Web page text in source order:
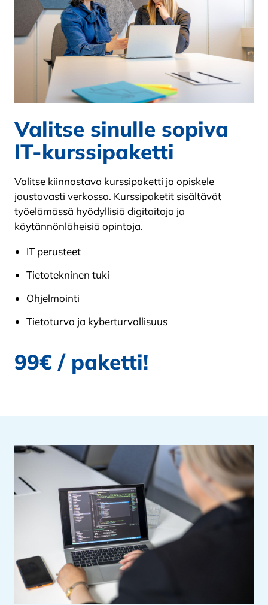
Valitse sinulle sopiva
IT-kurssipaketti
Valitse kiinnostava kurssipaketti ja opiskele
joustavasti verkossa. Kurssipaketit sisältävät
työelämässä hyödyllisiä digitaitoja ja
käytännönläheisiä opintoja.
IT perusteet
Tietotekninen tuki
Ohjelmointi
Tietoturva ja kyberturvallisuus
99€ / paketti!